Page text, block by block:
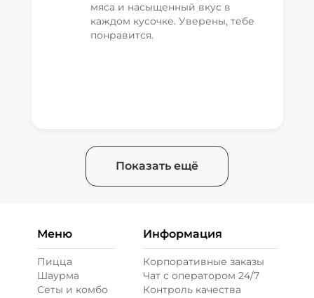
мяса и насыщенный вкус в
каждом кусочке. Уверены, тебе
понравится.
Показать ещё
Меню
Пицца
Шаурма
Сеты и комбо
Информация
Корпоративные заказы
Чат с оператором 24/7
Контроль качества